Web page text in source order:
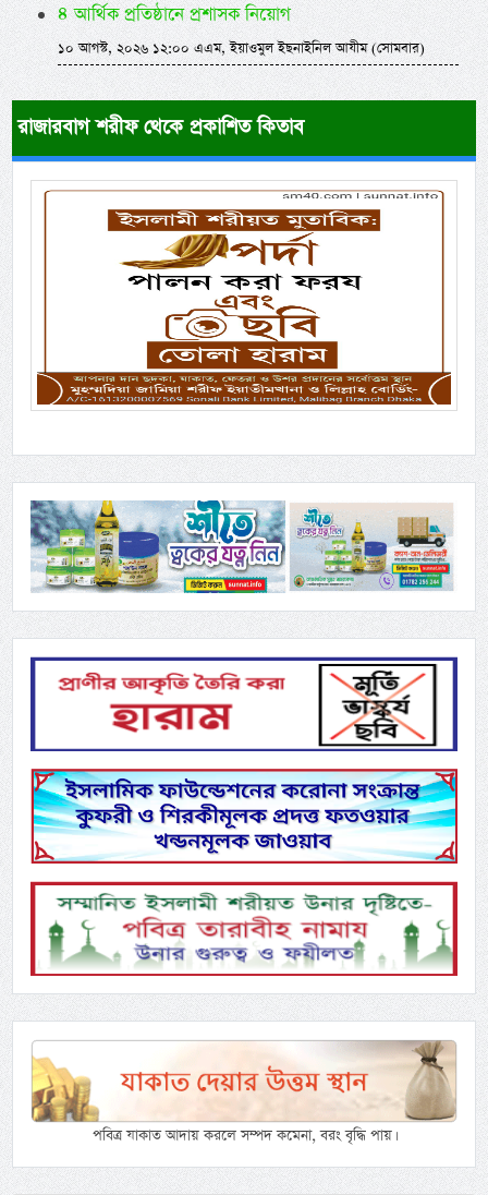
৪ আর্থিক প্রতিষ্ঠানে প্রশাসক নিয়োগ
১০ আগস্ট, ২০২৬ ১২:০০ এএম, ইয়াওমুল ইছনাইনিল আযীম (সোমবার)
রাজারবাগ শরীফ থেকে প্রকাশিত কিতাব
পবিত্র যাকাত আদায় করলে সম্পদ কমেনা, বরং বৃদ্ধি পায়।